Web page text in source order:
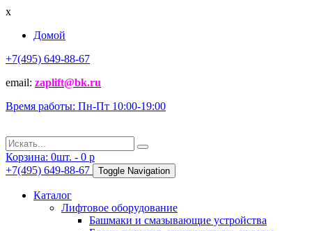
x
Домой
+7(495) 649-88-67
email: zaplift@bk.ru
Время работы: Пн-Пт 10:00-19:00
Корзина: 0шт. - 0 p
+7(495) 649-88-67
Toggle Navigation
Каталог
Лифтовое оборудование
Башмаки и смазывающие устройства